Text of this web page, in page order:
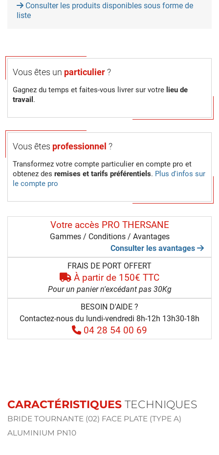
Consulter les produits disponibles sous forme de
liste
Vous êtes un particulier?
Gagnez du temps et faites-vous livrer sur votre lieu de
travail .
Vous êtes professionnel ?
Transformez votre compte particulier en compte pro et
obtenez des remises et tarifs préférentiels. Plus d'infos sur
le compte pro
Votre accès PRO THERSANE
Gammes / Conditions / Avantages
Consulter les avantages
FRAIS DE PORT OFFERT
À partir de 150€ TTC
Pour un panier n'excédant pas 30Kg
BESOIN D'AIDE ?
Contactez-nous du lundi-vendredi 8h-12h 13h30-18h
04 28 54 00 69
CARACTÉRISTIQUES TECHNIQUES
BRIDE TOURNANTE (02) FACE PLATE (TYPE A)
ALUMINIUM PN10